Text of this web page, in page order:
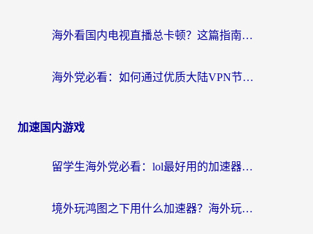
海外看国内电视直播总卡顿？这篇指南教你选对回国加速器，无缝追剧不发愁
海外党必看：如何通过优质大陆VPN节点无缝访问国内资源？
加速国内游戏
留学生海外党必看：lol最好用的加速器怎么选？附一梦江湖、神鬼传奇加速攻略
境外玩鸿图之下用什么加速器？海外玩家必看的国服游戏加速全攻略